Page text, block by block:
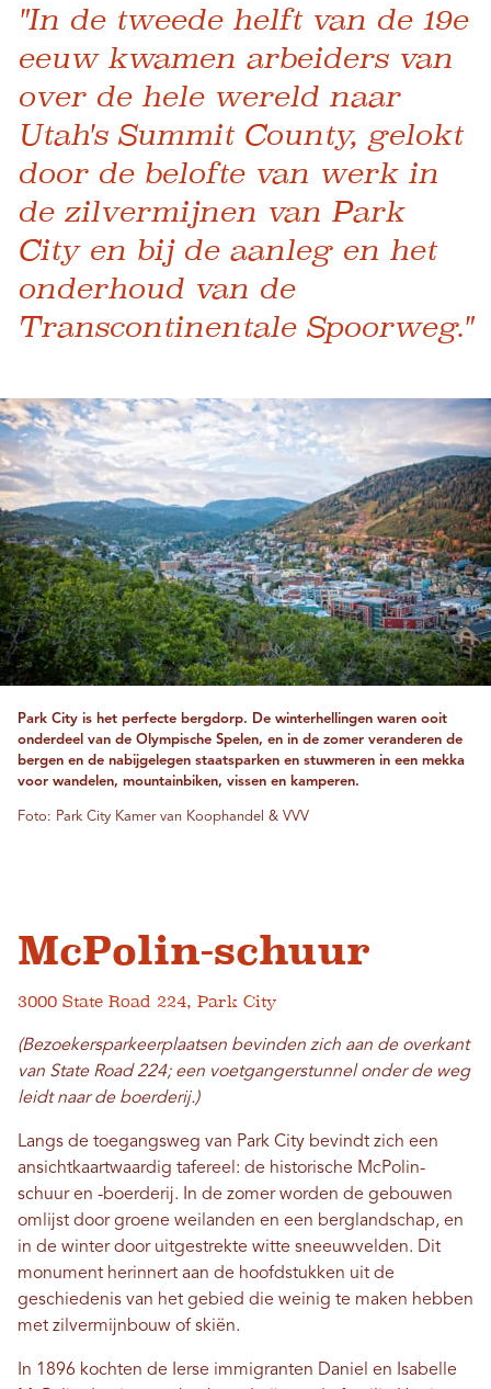
"In de tweede helft van de 19e
eeuw kwamen arbeiders van
over de hele wereld naar
Utah's Summit County, gelokt
door de belofte van werk in
de zilvermijnen van Park
City en bij de aanleg en het
onderhoud van de
Transcontinentale Spoorweg."
Park City is het perfecte bergdorp. De winterhellingen waren ooit
onderdeel van de Olympische Spelen, en in de zomer veranderen de
bergen en de nabijgelegen staatsparken en stuwmeren in een mekka
voor wandelen, mountainbiken, vissen en kamperen.
Foto: Park City Kamer van Koophandel & VVV
McPolin-schuur
3000 State Road 224, Park City
(Bezoekersparkeerplaatsen bevinden zich aan de overkant
van State Road 224; een voetgangerstunnel onder de weg
leidt naar de boerderij.)
Langs de toegangsweg van Park City bevindt zich een
ansichtkaartwaardig tafereel: de historische McPolin-
schuur en -boerderij. In de zomer worden de gebouwen
omlijst door groene weilanden en een berglandschap, en
in de winter door uitgestrekte witte sneeuwvelden. Dit
monument herinnert aan de hoofdstukken uit de
geschiedenis van het gebied die weinig te maken hebben
met zilvermijnbouw of skiën.
In 1896 kochten de Ierse immigranten Daniel en Isabelle